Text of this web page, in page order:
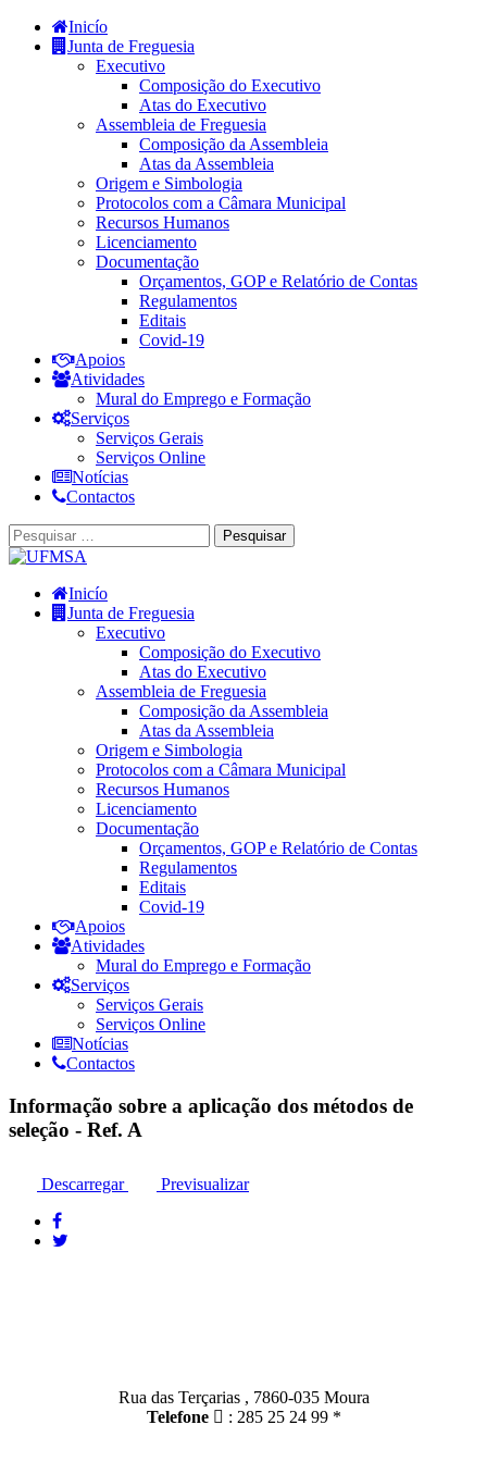
Inicío
Junta de Freguesia
Executivo
Composição do Executivo
Atas do Executivo
Assembleia de Freguesia
Composição da Assembleia
Atas da Assembleia
Origem e Simbologia
Protocolos com a Câmara Municipal
Recursos Humanos
Licenciamento
Documentação
Orçamentos, GOP e Relatório de Contas
Regulamentos
Editais
Covid-19
Apoios
Atividades
Mural do Emprego e Formação
Serviços
Serviços Gerais
Serviços Online
Notícias
Contactos
Inicío
Junta de Freguesia
Executivo
Composição do Executivo
Atas do Executivo
Assembleia de Freguesia
Composição da Assembleia
Atas da Assembleia
Origem e Simbologia
Protocolos com a Câmara Municipal
Recursos Humanos
Licenciamento
Documentação
Orçamentos, GOP e Relatório de Contas
Regulamentos
Editais
Covid-19
Apoios
Atividades
Mural do Emprego e Formação
Serviços
Serviços Gerais
Serviços Online
Notícias
Contactos
Informação sobre a aplicação dos métodos de
seleção - Ref. A
Descarregar Previsualizar
Rua das Terçarias , 7860-035 Moura
Telefone
: 285 25 24 99 *